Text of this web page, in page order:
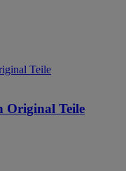
Original Teile